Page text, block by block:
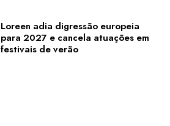
Loreen adia digressão europeia
para 2027 e cancela atuações em
festivais de verão